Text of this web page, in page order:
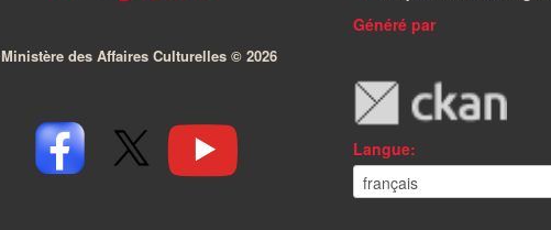
Ministère des Affaires Culturelles © 2026
Généré par
Langue